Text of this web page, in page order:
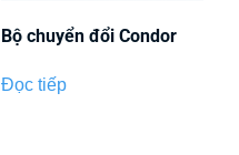
Bộ chuyển đổi Condor
Đọc tiếp